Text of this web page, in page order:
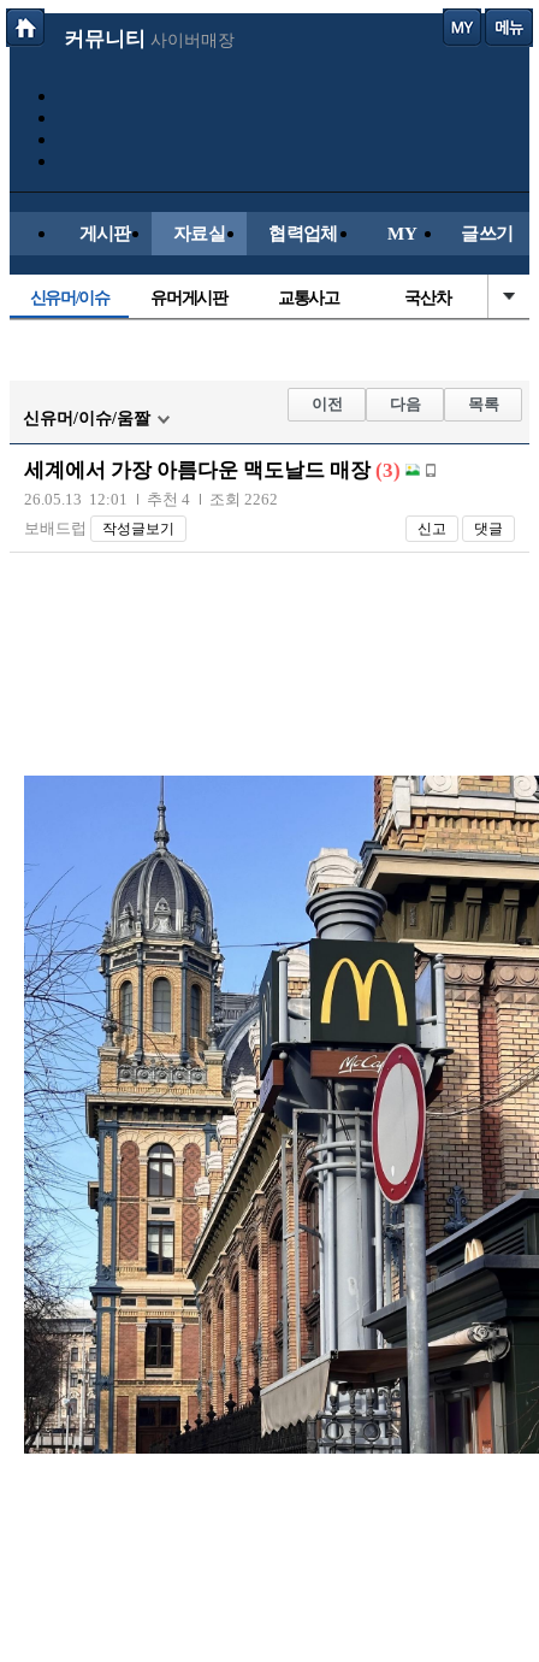
커뮤니티 사이버매장
게시판 자료실 협력업체 MY 글쓰기
신유머/이슈 유머게시판 교통사고 국산차
자유사진 군사/무기
트럭/버스 항공/해운/철도
장착시공사진
신유머/이슈/움짤
이전 다음 목록
세계에서 가장 아름다운 맥도날드 매장 (3)
26.05.13 12:01 추천 4
조회 2262
보배드럽
작성글보기 신고 댓글